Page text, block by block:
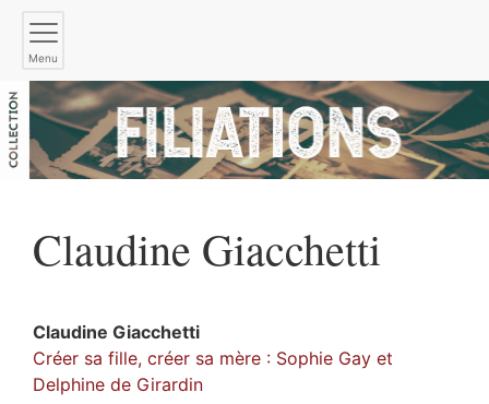
Menu
Claudine Giacchetti
Claudine Giacchetti
Créer sa fille, créer sa mère : Sophie Gay et
Delphine de Girardin